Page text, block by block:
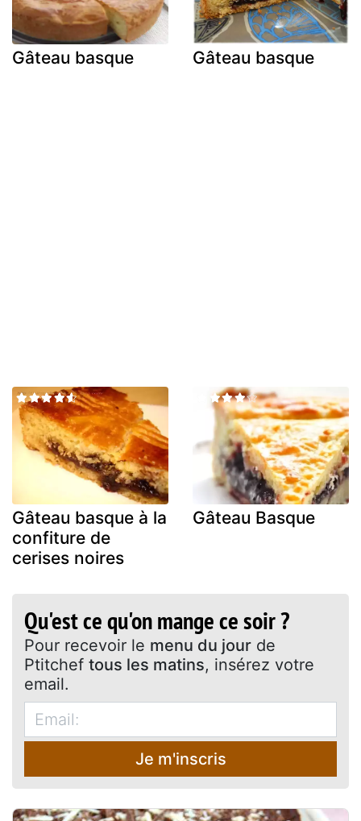
Gâteau basque Gâteau basque
Gâteau basque à la
confiture de
cerises noires
Gâteau Basque
Qu'est ce qu'on mange ce soir ?
Pour recevoir le menu du jour de
Ptitchef tous les matins, insérez votre
email.
Je m'inscris